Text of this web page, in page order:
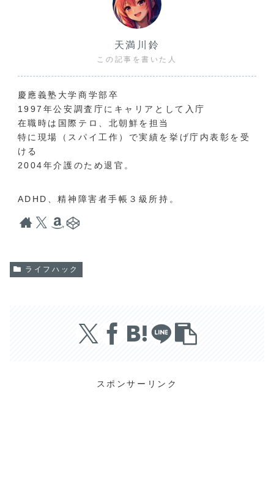
天満川鈴
この記事を書いた人
慶應義塾大学商学部卒
1997年公安調査庁にキャリアとして入庁
在職時は国際テロ、北朝鮮を担当
特に現場（スパイ工作）で実績を挙げ庁内表彰を受
ける
2004年介護のため退官。
ADHD、精神障害者手帳３級所持。
ライフハック
スポンサーリンク